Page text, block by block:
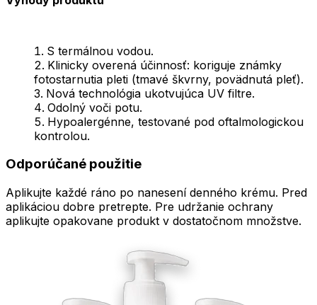
S termálnou vodou.
Klinicky overená účinnosť: koriguje známky
fotostarnutia pleti (tmavé škvrny, povädnutá pleť).
Nová technológia ukotvujúca UV filtre.
Odolný voči potu.
Hypoalergénne, testované pod oftalmologickou
kontrolou.
Odporúčané použitie
Aplikujte každé ráno po nanesení denného krému. Pred
aplikáciou dobre pretrepte. Pre udržanie ochrany
aplikujte opakovane produkt v dostatočnom množstve.